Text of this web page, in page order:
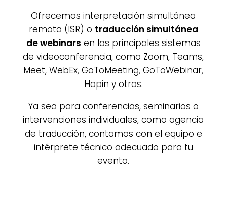
Ofrecemos interpretación simultánea
remota (ISR) o traducción simultánea
de webinars en los principales sistemas
de videoconferencia, como Zoom, Teams,
Meet, WebEx, GoToMeeting, GoToWebinar,
Hopin y otros.
Ya sea para conferencias, seminarios o
intervenciones individuales, como agencia
de traducción, contamos con el equipo e
intérprete técnico adecuado para tu
evento.